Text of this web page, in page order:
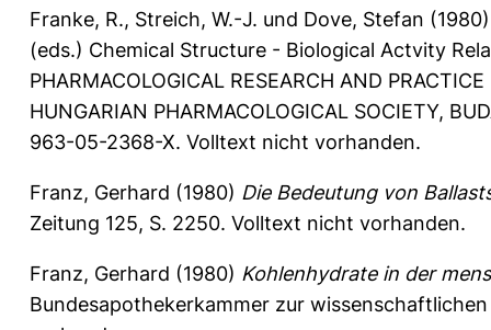
Franke, R., Streich, W.-J. und Dove, Stefan
(eds.) Chemical Structure - Biological Actvity
PHARMACOLOGICAL RESEARCH AND
HUNGARIAN PHARMACOLOGICAL SOCIETY,
963-05-2368-X. Volltext nicht vorhanden.
Franz, Gerhard (1980) Die Bedeutung von
Zeitung 125, S. 2250. Volltext nicht vorhanden.
Franz, Gerhard (1980) Kohlenhydrate in der
Bundesapothekerkammer zur